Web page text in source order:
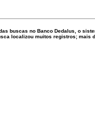
buscas no Banco Dedalus, o
localizou muitos registros; mais